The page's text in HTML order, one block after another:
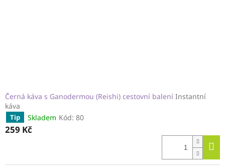
Černá káva s Ganodermou (Reishi) cestovní balení Instantní
káva
Tip Skladem Kód: 80
259 Kč